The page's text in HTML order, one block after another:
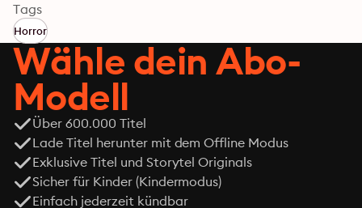
Roland". Das bereits 7. Abenteuer von Alwyne und Colin
Hargreaves, unserem sympathischen Geisterjäger-
Ermittler-Team im Gruselkabinett!
Tags
Horror
Wähle dein Abo-
Modell
Über 600.000 Titel
Lade Titel herunter mit dem Offline Modus
Exklusive Titel und Storytel Originals
Sicher für Kinder (Kindermodus)
Einfach jederzeit kündbar